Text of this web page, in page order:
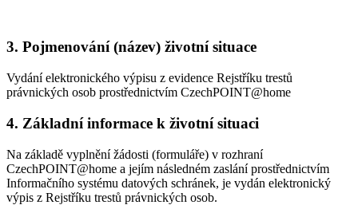
3. Pojmenování (název) životní situace
Vydání elektronického výpisu z evidence Rejstříku trestů
právnických osob prostřednictvím CzechPOINT@home
4. Základní informace k životní situaci
Na základě vyplnění žádosti (formuláře) v rozhraní
CzechPOINT@home a jejím následném zaslání prostřednictvím
Informačního systému datových schránek, je vydán elektronický
výpis z Rejstříku trestů právnických osob.